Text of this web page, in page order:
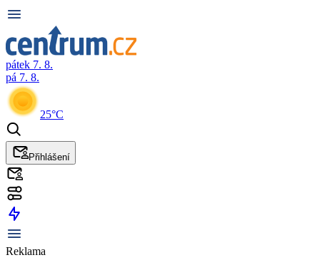
pátek 7. 8.
pá 7. 8.
25°C
Přihlášení
Reklama